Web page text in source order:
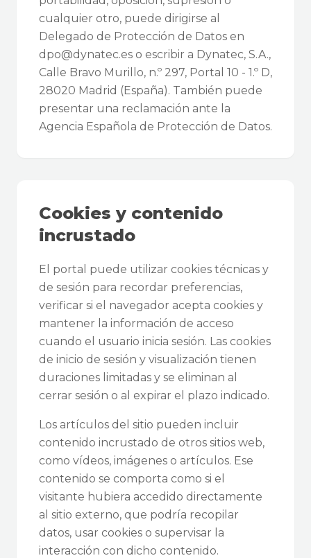
cualquier otro, puede dirigirse al
Delegado de Protección de Datos en
dpo@dynatec.es o escribir a Dynatec, S.A.,
Calle Bravo Murillo, n.º 297, Portal 10 - 1.º D,
28020 Madrid (España). También puede
presentar una reclamación ante la
Agencia Española de Protección de Datos.
Cookies y contenido
incrustado
El portal puede utilizar cookies técnicas y
de sesión para recordar preferencias,
verificar si el navegador acepta cookies y
mantener la información de acceso
cuando el usuario inicia sesión. Las cookies
de inicio de sesión y visualización tienen
duraciones limitadas y se eliminan al
cerrar sesión o al expirar el plazo indicado.
Los artículos del sitio pueden incluir
contenido incrustado de otros sitios web,
como vídeos, imágenes o artículos. Ese
contenido se comporta como si el
visitante hubiera accedido directamente
al sitio externo, que podría recopilar
datos, usar cookies o supervisar la
interacción con dicho contenido.